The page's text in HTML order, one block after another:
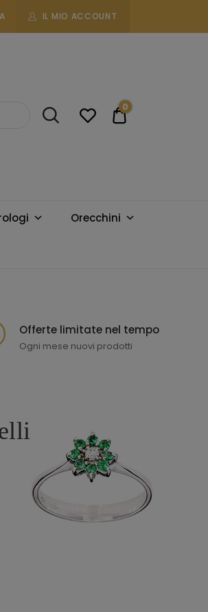
IL MIO ACCOUNT
€0.00
0
Orecchini
Offerte limitate nel tempo
Ogni mese nuovi prodotti